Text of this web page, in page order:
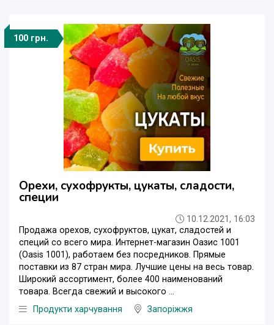
100 грн.
Орехи, сухофрукты, цукаты, сладости,
специи
10.12.2021, 16:03
Продажа орехов, сухофруктов, цукат, сладостей и
специй со всего мира. Интернет-магазин Оазис 1001
(Oasis 1001), работаем без посредников. Прямые
поставки из 87 стран мира. Лучшие цены на весь товар.
Широкий ассортимент, более 400 наименований
товара. Всегда свежий и высокого ...
Продукти харчування
Запоріжжя